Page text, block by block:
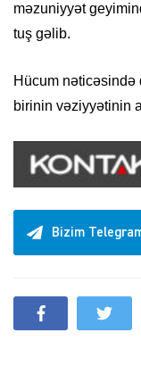
məzuniyyət
tuş gəlib.
Hücum nəticəsində
birinin vəziyyətinin
Bizim